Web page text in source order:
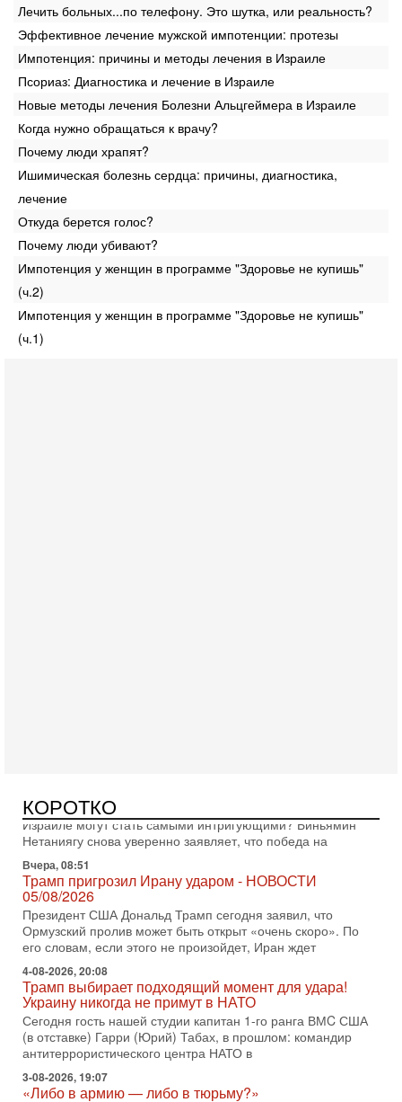
Лечить больных...по телефону. Это шутка, или реальность?
Эффективное лечение мужской импотенции: протезы
Импотенция: причины и методы лечения в Израиле
Псориаз: Диагностика и лечение в Израиле
Новые методы лечения Болезни Альцгеймера в Израиле
Когда нужно обращаться к врачу?
Почему люди храпят?
Ишимическая болезнь сердца: причины, диагностика,
лечение
Откуда берется голос?
Почему люди убивают?
Импотенция у женщин в программе "Здоровье не купишь"
(ч.2)
Импотенция у женщин в программе "Здоровье не купишь"
(ч.1)
КОРОТКО
«Нетаниягу вечен?» — почему предстоящие выборы в
Израиле могут стать самыми интригующими? Биньямин
Нетаниягу снова уверенно заявляет, что победа на
Вчера, 08:51
Трамп пригрозил Ирану ударом - НОВОСТИ
05/08/2026
Президент США Дональд Трамп сегодня заявил, что
Ормузский пролив может быть открыт «очень скоро». По
его словам, если этого не произойдет, Иран ждет
4-08-2026, 20:08
Трамп выбирает подходящий момент для удара!
Украину никогда не примут в НАТО
Сегодня гость нашей студии капитан 1-го ранга ВМC США
(в отставке) Гарри (Юрий) Табах, в прошлом: командир
антитеррористического центра НАТО в
3-08-2026, 19:07
«Либо в армию — либо в тюрьму?»